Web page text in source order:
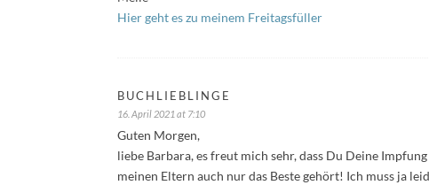
Hier geht es zu meinem Freitagsfüller
BUCHLIEBLINGE
16. April 2021 at 7:10
Guten Morgen,
liebe Barbara, es freut mich sehr, dass Du Deine
meinen Eltern auch nur das Beste gehört! Ich muss ja